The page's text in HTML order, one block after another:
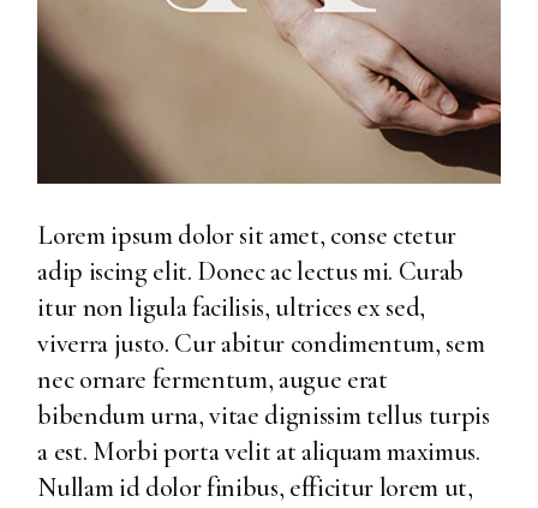
Lorem ipsum dolor sit amet, conse ctetur
adip iscing elit. Donec ac lectus mi. Curab
itur non ligula facilisis, ultrices ex sed,
viverra justo. Cur abitur condimentum, sem
nec ornare fermentum, augue erat
bibendum urna, vitae dignissim tellus turpis
a est. Morbi porta velit at aliquam maximus.
Nullam id dolor finibus, efficitur lorem ut,